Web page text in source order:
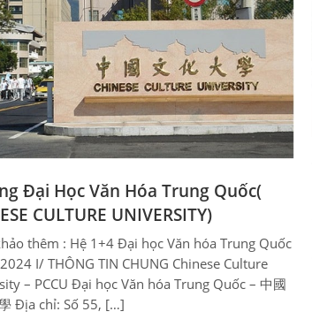
Đại Học Văn Hóa Trung Quốc(
CULTURE UNIVERSITY)
thêm : Hệ 1+4 Đại học Văn hóa Trung Quốc
I/ THÔNG TIN CHUNG Chinese Culture
– PCCU Đại học Văn hóa Trung Quốc – 中國
Địa chỉ: Số 55, […]